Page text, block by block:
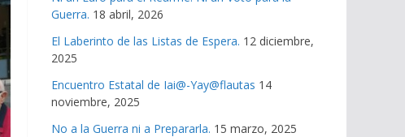
Guerra. 18 abril, 2026
El Laberinto de las Listas de Espera. 12 diciembre,
2025
Encuentro Estatal de Iai@-Yay@flautas 14
noviembre, 2025
No a la Guerra ni a Prepararla. 15 marzo, 2025